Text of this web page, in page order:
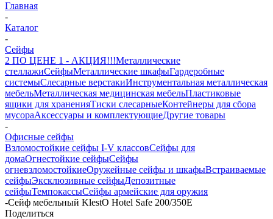
Главная
-
Каталог
-
Сейфы
2 ПО ЦЕНЕ 1 - АКЦИЯ!!!Металлические
стеллажиСейфыМеталлические шкафыГардеробные
системыСлесарные верстакиИнструментальная металлическая
мебельМеталлическая медицинская мебельПластиковые
ящики для храненияТиски слесарныеКонтейнеры для сбора
мусораАксессуары и комплектующиеДругие товары
-
Офисные сейфы
Взломостойкие сейфы I-V классовСейфы для
домаОгнестойкие сейфыСейфы
огневзломостойкиеОружейные сейфы и шкафыВстраиваемые
сейфыЭксклюзивные сейфыДепозитные
сейфыТемпокассыСейфы армейские для оружия
-Сейф мебельный KlestO Hotel Safe 200/350E
Поделиться